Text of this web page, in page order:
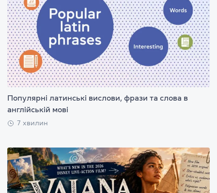
Популярні латинські вислови, фрази та слова в
англійській мові
7 хвилин